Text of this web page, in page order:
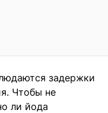
задержки
Чтобы не
ли йода